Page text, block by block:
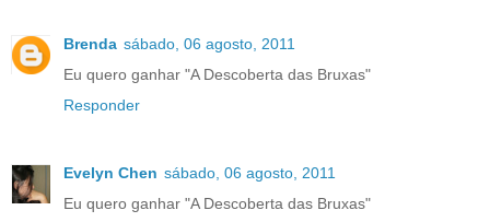
Brenda sábado, 06 agosto, 2011
Eu quero ganhar "A Descoberta das Bruxas"
Responder
Evelyn Chen sábado, 06 agosto, 2011
Eu quero ganhar "A Descoberta das Bruxas"